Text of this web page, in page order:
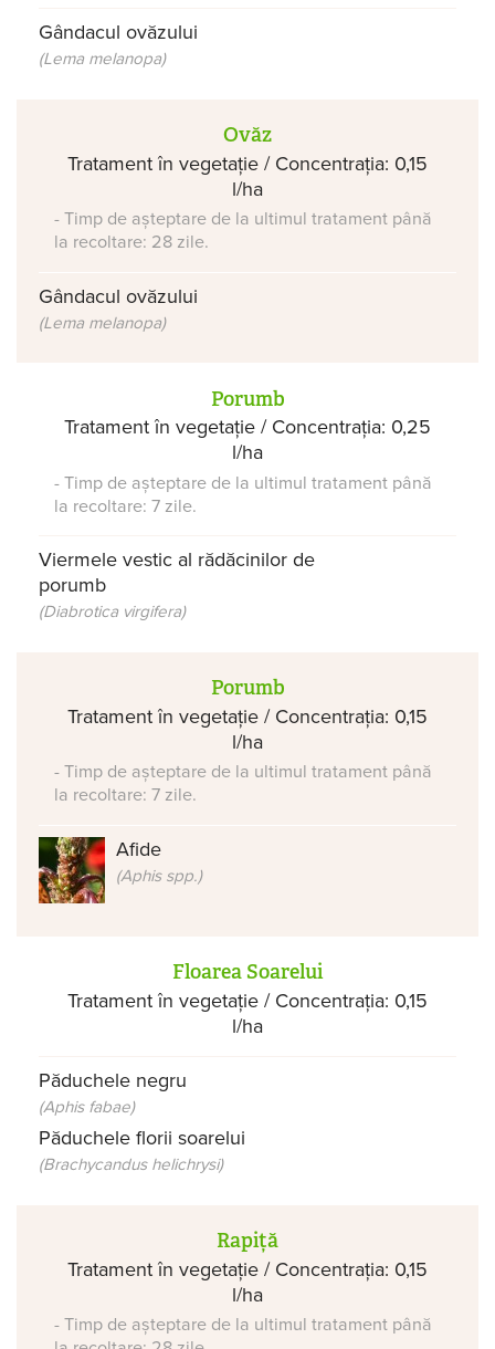
Gândacul ovăzului
(Lema melanopa)
Ovăz
Tratament în vegetație / Concentrația: 0,15
l/ha
- Timp de așteptare de la ultimul tratament până
la recoltare: 28 zile.
Gândacul ovăzului
(Lema melanopa)
Porumb
Tratament în vegetație / Concentrația: 0,25
l/ha
- Timp de așteptare de la ultimul tratament până
la recoltare: 7 zile.
Viermele vestic al rădăcinilor de
porumb
(Diabrotica virgifera)
Porumb
Tratament în vegetație / Concentrația: 0,15
l/ha
- Timp de așteptare de la ultimul tratament până
la recoltare: 7 zile.
Afide
(Aphis spp.)
Floarea Soarelui
Tratament în vegetație / Concentrația: 0,15
l/ha
Păduchele negru
(Aphis fabae)
Păduchele florii soarelui
(Brachycandus helichrysi)
Rapiță
Tratament în vegetație / Concentrația: 0,15
l/ha
- Timp de așteptare de la ultimul tratament până